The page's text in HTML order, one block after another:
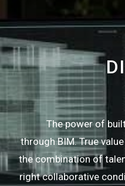
The power of
through BIM. True
the combination of
right collaborative